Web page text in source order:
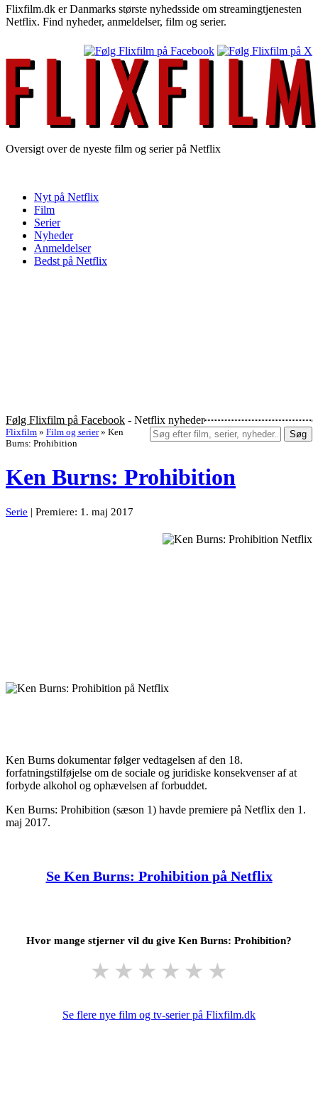
Flixfilm.dk er Danmarks største nyhedsside om streamingtjenesten
Netflix. Find nyheder, anmeldelser, film og serier.
Oversigt over de nyeste film og serier på Netflix
Nyt på Netflix
Film
Serier
Nyheder
Anmeldelser
Bedst på Netflix
Følg Flixfilm på Facebook - Netflix nyheder
Søg
Flixfilm » Film og serier » Ken
Burns: Prohibition
Ken Burns: Prohibition
Serie | Premiere: 1. maj 2017
Ken Burns dokumentar følger vedtagelsen af den 18.
forfatningstilføjelse om de sociale og juridiske konsekvenser af at
forbyde alkohol og ophævelsen af forbuddet.
Ken Burns: Prohibition (sæson 1) havde premiere på Netflix den 1.
maj 2017.
Se Ken Burns: Prohibition på Netflix
Hvor mange stjerner vil du give Ken Burns: Prohibition?
★ ★ ★ ★ ★ ★
Se flere nye film og tv-serier på Flixfilm.dk